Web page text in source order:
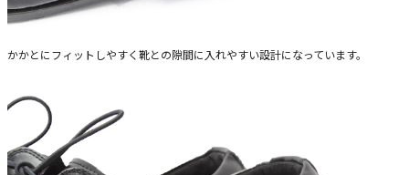
かかとにフィットしやすく靴との隙間に入れやすい設計になっています。